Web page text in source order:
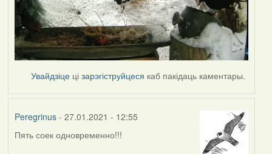
Увайдзіце цізарэгіструйцеся каб пакідаць каментары.
Peregrinus- 27.01.2021 - 12:55
Пять соек одновременно!!!